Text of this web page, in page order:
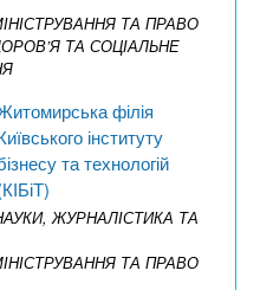
ТА ПРАВО
ТА СОЦІАЛЬНЕ
філія
інституту
та технологій
ЖУРНАЛІСТИКА ТА
ТА ПРАВО